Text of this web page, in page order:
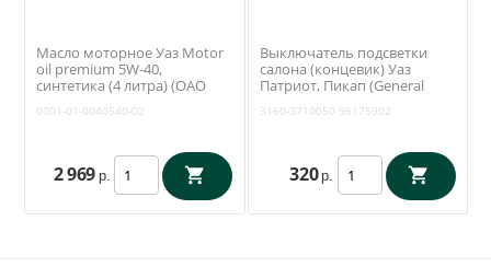
Масло моторное Уаз Motor
oil premium 5W-40,
синтетика (4 литра) (ОАО
0001-01-0040540-02
2 969 р.
Выключатель подсветки
салона (концевик) Уаз
Патриот, Пикап (General
3160-3710050 96175902
320 р.